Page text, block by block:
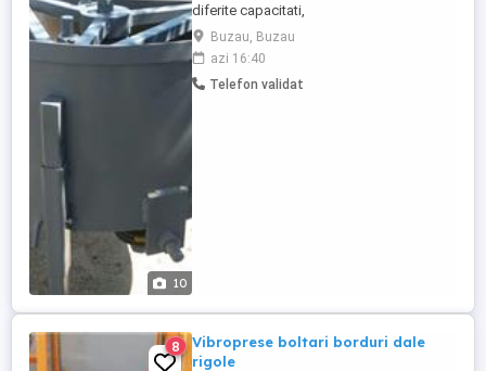
10
diferite capacitati,
Buzau, Buzau
azi 16:40
Telefon validat
8
Vibroprese boltari borduri dale
rigole